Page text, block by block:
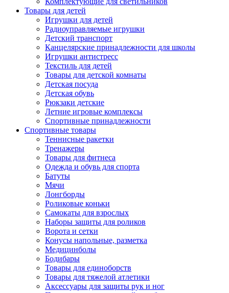
Товары для детей
Игрушки для детей
Радиоуправляемые игрушки
Детский транспорт
Канцелярские принадлежности для школы
Игрушки антистресс
Текстиль для детей
Товары для детской комнаты
Детская посуда
Детская обувь
Рюкзаки детские
Летние игровые комплексы
Спортивные принадлежности
Спортивные товары
Теннисные ракетки
Тренажеры
Товары для фитнеса
Одежда и обувь для спорта
Батуты
Мячи
Лонгборды
Роликовые коньки
Самокаты для взрослых
Наборы защиты для роликов
Ворота и сетки
Конусы напольные, разметка
Медицинболы
Бодибары
Товары для единоборств
Товары для тяжелой атлетики
Аксессуары для защиты рук и ног